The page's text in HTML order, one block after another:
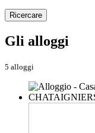
Ricercare
Gli alloggi
5 alloggi